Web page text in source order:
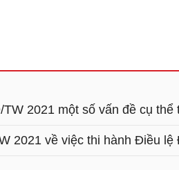
2021 một số vấn đề cụ
2021 về việc thi hành Điều lệ